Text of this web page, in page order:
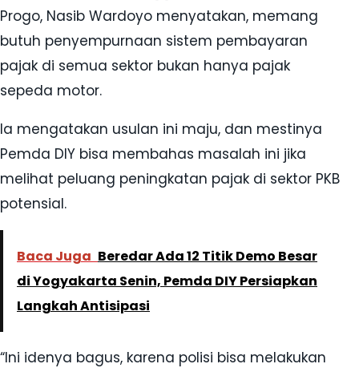
Progo, Nasib Wardoyo menyatakan, memang
butuh penyempurnaan sistem pembayaran
pajak di semua sektor bukan hanya pajak
sepeda motor.
Ia mengatakan usulan ini maju, dan mestinya
Pemda DIY bisa membahas masalah ini jika
melihat peluang peningkatan pajak di sektor PKB
potensial.
Baca Juga Beredar Ada 12 Titik Demo Besar
di Yogyakarta Senin, Pemda DIY Persiapkan
Langkah Antisipasi
“Ini idenya bagus, karena polisi bisa melakukan